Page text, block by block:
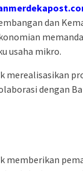
dan
usaha mikro.
merealisasikan
dengan
memberikan